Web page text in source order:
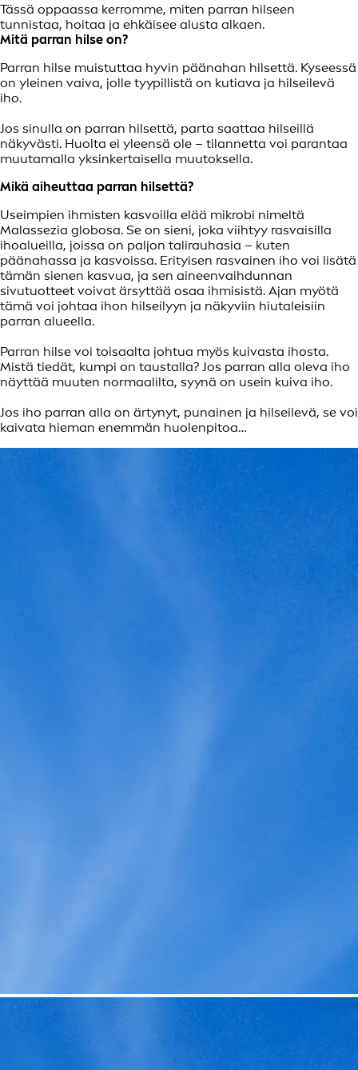
Tässä oppaassa kerromme, miten parran hilseen
tunnistaa, hoitaa ja ehkäisee alusta alkaen.
Mitä parran hilse on?
Parran hilse muistuttaa hyvin päänahan hilsettä. Kyseessä
on yleinen vaiva, jolle tyypillistä on kutiava ja hilseilevä
iho.
Jos sinulla on parran hilsettä, parta saattaa hilseillä
näkyvästi. Huolta ei yleensä ole – tilannetta voi parantaa
muutamalla yksinkertaisella muutoksella.
Mikä aiheuttaa parran hilsettä?
Useimpien ihmisten kasvoilla elää mikrobi nimeltä
Malassezia globosa. Se on sieni, joka viihtyy rasvaisilla
ihoalueilla, joissa on paljon talirauhasia – kuten
päänahassa ja kasvoissa. Erityisen rasvainen iho voi lisätä
tämän sienen kasvua, ja sen aineenvaihdunnan
sivutuotteet voivat ärsyttää osaa ihmisistä. Ajan myötä
tämä voi johtaa ihon hilseilyyn ja näkyviin hiutaleisiin
parran alueella.
Parran hilse voi toisaalta johtua myös kuivasta ihosta.
Mistä tiedät, kumpi on taustalla? Jos parran alla oleva iho
näyttää muuten normaalilta, syynä on usein kuiva iho.
Jos iho parran alla on ärtynyt, punainen ja hilseilevä, se voi
kaivata hieman enemmän huolenpitoa…